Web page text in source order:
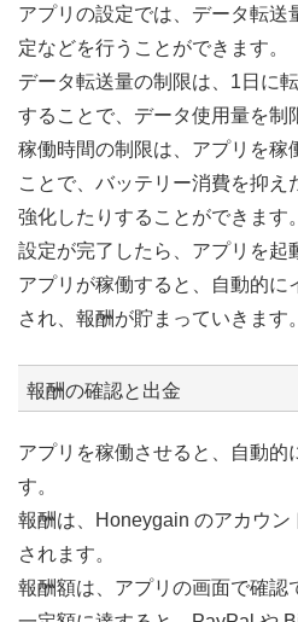
アプリの設定では、データ転送
定などを行うことができます。
データ転送量の制限は、1日に
することで、データ使用量を制
稼働時間の制限は、アプリを稼
ことで、バッテリー消費を抑え
強化したりすることができます。
設定が完了したら、アプリを起
アプリが稼働すると、自動的に
され、報酬が貯まっていきます。
報酬の確認と出金
アプリを稼働させると、自動的
す。
報酬は、Honeygain のアカウ
されます。
報酬額は、アプリの画面で確認